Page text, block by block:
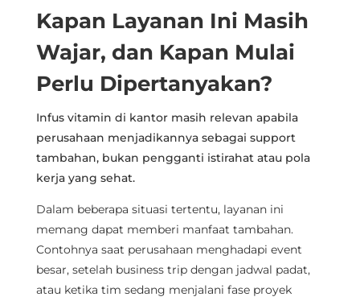
Kapan Layanan Ini Masih
Wajar, dan Kapan Mulai
Perlu Dipertanyakan?
Infus vitamin di kantor masih relevan apabila
perusahaan menjadikannya sebagai support
tambahan, bukan pengganti istirahat atau pola
kerja yang sehat.
Dalam beberapa situasi tertentu, layanan ini
memang dapat memberi manfaat tambahan.
Contohnya saat perusahaan menghadapi event
besar, setelah business trip dengan jadwal padat,
atau ketika tim sedang menjalani fase proyek